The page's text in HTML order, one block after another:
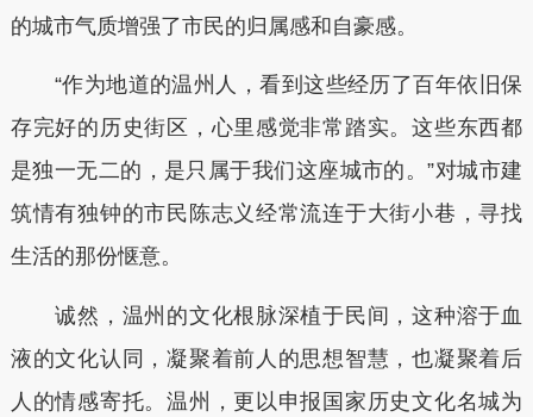
的城市气质增强了市民的归属感和自豪感。
“作为地道的温州人，看到这些经历了百年依旧保
存完好的历史街区，心里感觉非常踏实。这些东西都
是独一无二的，是只属于我们这座城市的。”对城市建
筑情有独钟的市民陈志义经常流连于大街小巷，寻找
生活的那份惬意。
诚然，温州的文化根脉深植于民间，这种溶于血
液的文化认同，凝聚着前人的思想智慧，也凝聚着后
人的情感寄托。温州，更以申报国家历史文化名城为